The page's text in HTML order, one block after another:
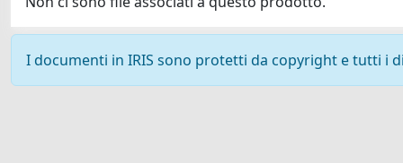
I documenti in IRIS sono protetti da copyright e tutti i